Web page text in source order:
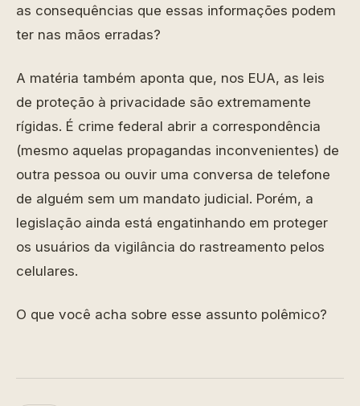
as consequências que essas informações podem
ter nas mãos erradas?
A matéria também aponta que, nos EUA, as leis
de proteção à privacidade são extremamente
rígidas. É crime federal abrir a correspondência
(mesmo aquelas propagandas inconvenientes) de
outra pessoa ou ouvir uma conversa de telefone
de alguém sem um mandato judicial. Porém, a
legislação ainda está engatinhando em proteger
os usuários da vigilância do rastreamento pelos
celulares.
O que você acha sobre esse assunto polêmico?